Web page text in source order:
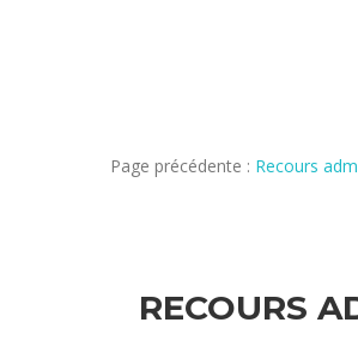
Page précédente : Recours
RECOURS